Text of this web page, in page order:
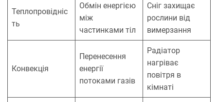
Теплопровідніс
ть
Обмін енергією
між
частинками тіл
Сніг захищає
рослини від
вимерзання
Конвекція
Перенесення
енергії
потоками газів
Радіатор
нагріває
повітря в
кімнаті